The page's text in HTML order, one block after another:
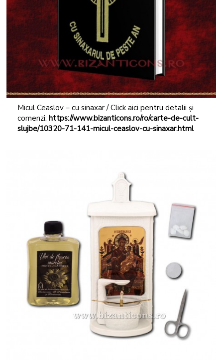
Micul Ceaslov – cu sinaxar / Click aici pentru detalii și
comenzi: https://www.bizanticons.ro/ro/carte-de-cult-
slujbe/10320-71-141-micul-ceaslov-cu-sinaxar.html